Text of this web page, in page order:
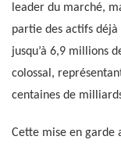
leader du marché,
partie des actifs
jusqu’à 6,9 millions
colossal,
centaines de
Cette mise en garde